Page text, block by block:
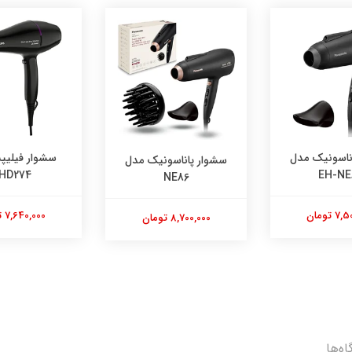
مدل
EH-
سشوار پاناسونیک مدل
NE86
8,700,000 تومان
سشوار
7,640,000 تومان